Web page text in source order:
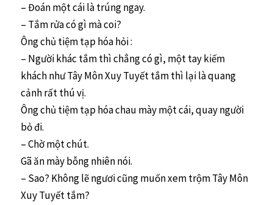
– Đoán một cái là trúng ngay.
– Tắm rửa có gì mà coi?
Ông chủ tiệm tạp hóa hỏi :
– Người khác tắm thì chẳng có gì, một tay kiếm
khách như Tây Môn Xuy Tuyết tắm thì lại là quang
cảnh rất thú vị.
Ông chủ tiệm tạp hóa chau mày một cái, quay người
bỏ đi.
– Chờ một chút.
Gã ăn mày bỗng nhiên nói.
– Sao? Không lẽ ngươi cũng muốn xem trộm Tây Môn
Xuy Tuyết tắm?